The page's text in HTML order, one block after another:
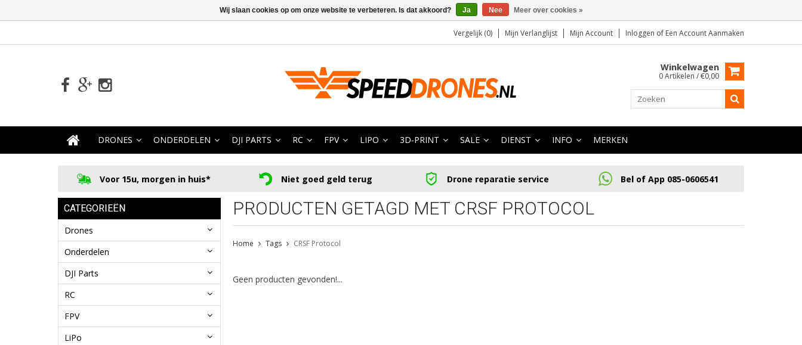
Vergelijk (0) Mijn Verlanglijst Mijn Account Inloggen of Een Account Aanmaken
Winkelwagen
0 Artikelen / €0,00
DRONES ONDERDELEN DJI PARTS RC FPV LIPO 3D-PRINT SALE DIENST INFO MERKEN
Voor 15u, morgen in huis* Niet goed geld terug Drone reparatie service Bel of App 085-0606541
CATEGORIEËN
Drones
Onderdelen
DJI Parts
RC
FPV
LiPo
PRODUCTEN GETAGD MET CRSF PROTOCOL
Home Tags CRSF Protocol
Geen producten gevonden!...
Wij slaan cookies op om onze website te verbeteren. Is dat akkoord? Ja Nee Meer over cookies »